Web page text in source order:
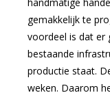
gemakkelijk te
voordeel is dat er
bestaande
productie staat.
weken. Daarom